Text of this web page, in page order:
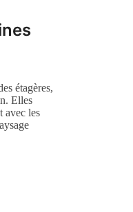
étagères,
Elles
avec les